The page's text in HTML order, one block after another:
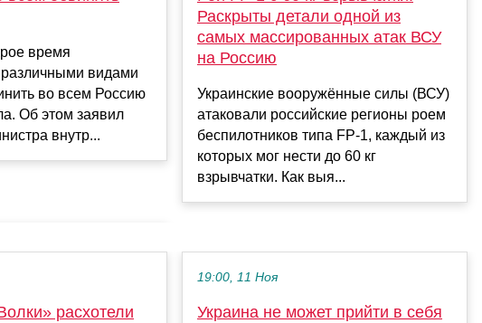
время
различными видами
во всем Россию
Об этом заявил
внутр...
Раскрыты детали одной из
самых массированных атак ВСУ
на Россию
Украинские вооружённые силы (ВСУ)
атаковали российские регионы роем
беспилотников типа FP-1, каждый из
которых мог нести до 60 кг
взрывчатки. Как выя...
расхотели
19:00, 11 Ноя
Украина не может прийти в себя